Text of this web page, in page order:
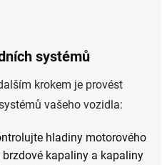
systémů
krokem je provést
vašeho vozidla:
hladiny motorového
kapaliny a kapaliny